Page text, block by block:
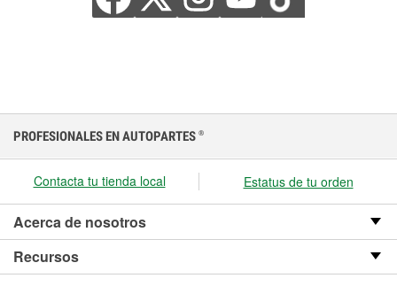
PROFESIONALES EN AUTOPARTES ®
Contacta tu tienda local Estatus de tu orden
Acerca de nosotros
Recursos